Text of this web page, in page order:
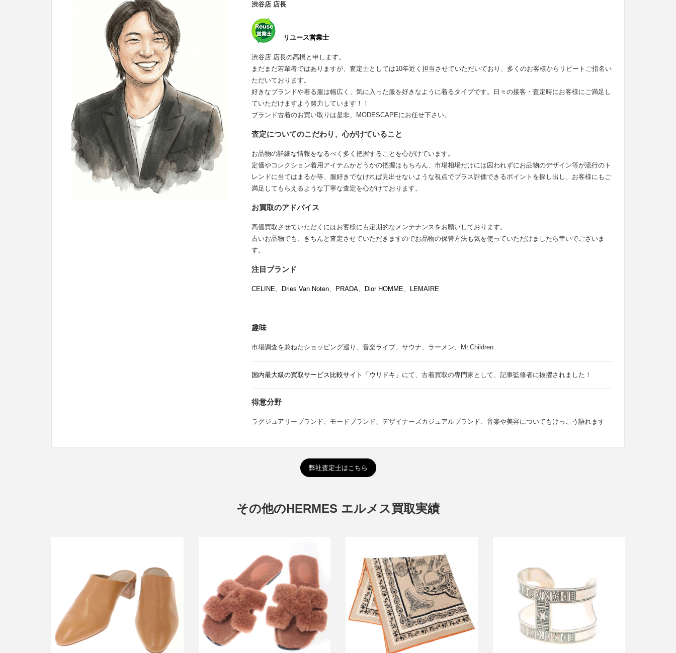
渋谷店 店長
リユース営業士
渋谷店 店長の高橋と申します。
まだまだ若輩者ではありますが、査定士としては10年近く担当させていただいており、多くのお客様からリピートご指名い
ただいております。
好きなブランドや着る服は幅広く、気に入った服を好きなように着るタイプです。日々の接客・査定時にお客様にご満足し
ていただけますよう努力しています！！
ブランド古着のお買い取りは是非、MODESCAPEにお任せ下さい。
査定についてのこだわり、心がけていること
お品物の詳細な情報をなるべく多く把握することを心がけています。
定価やコレクション着用アイテムかどうかの把握はもちろん、市場相場だけには囚われずにお品物のデザイン等が流行のト
レンドに当てはまるか等、服好きでなければ見出せないような視点でプラス評価できるポイントを探し出し、お客様にもご
満足してもらえるような丁寧な査定を心がけております。
お買取のアドバイス
高価買取させていただくにはお客様にも定期的なメンテナンスをお願いしております。
古いお品物でも、きちんと査定させていただきますのでお品物の保管方法も気を使っていただけましたら幸いでございま
す。
注目ブランド
CELINE、 Dries Van Noten、 PRADA、 Dior HOMME、 LEMAIRE
趣味
市場調査を兼ねたショッピング巡り、音楽ライブ、サウナ、ラーメン、Mr.Children
国内最大級の買取サービス比較サイト「ウリドキ」 にて、古着買取の専門家として、記事監修者に抜擢されました！
得意分野
ラグジュアリーブランド、モードブランド、デザイナーズカジュアルブランド、音楽や美容についてもけっこう語れます
弊社査定士はこちら
その他のHERMES エルメス買取実績
エルメス レザーミュールサンダル
買取金額18,000円
詳しく見る
エルメス オランムートンファーサンダ
ル
買取金額12,000円
詳しく見る
エルメス 26SS Etriers Remix bandana
55 鐙・シルクバンダナ
買取金額20,400円
詳しく見る
エルメス TUAREG GM トゥアレグGM
シルバーバングルブレスレット
買取金額150,000円
詳しく見る